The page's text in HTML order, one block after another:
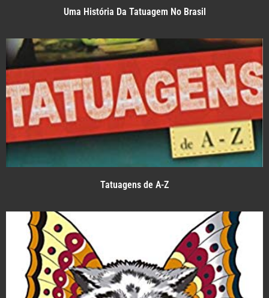
Uma História Da Tatuagem No Brasil
Tatuagens de A-Z